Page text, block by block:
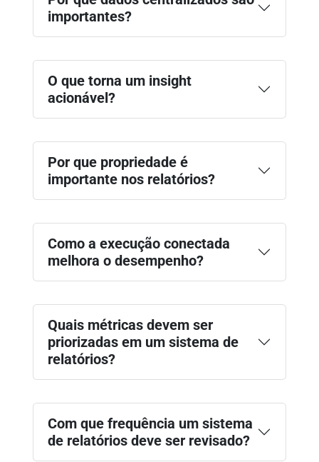
importantes?
O que torna um insight
acionável?
Por que propriedade é
importante nos relatórios?
Como a execução conectada
melhora o desempenho?
Quais métricas devem ser
priorizadas em um sistema de
relatórios?
Com que frequência um sistema
de relatórios deve ser revisado?